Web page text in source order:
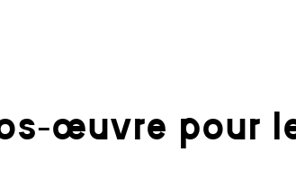
œuvre pour